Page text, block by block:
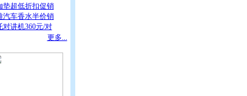
垫超低折扣促销
汽车香水半价销
对讲机360元/对
更多...